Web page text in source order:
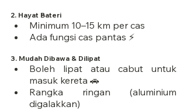
2. Hayat Bateri
Minimum 10–15 km per cas
Ada fungsi cas pantas ⚡
3. Mudah Dibawa & Dilipat
Boleh lipat atau cabut untuk
masuk kereta 🚗
Rangka ringan (aluminium
digalakkan)